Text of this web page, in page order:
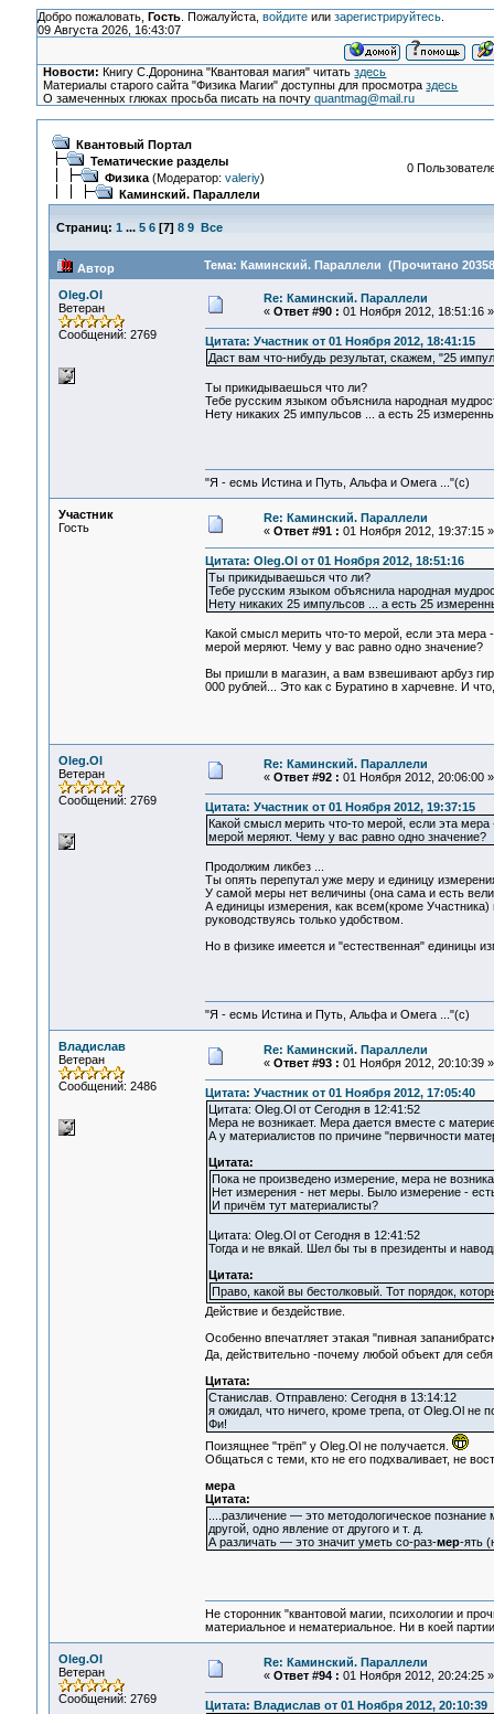
Добро пожаловать, Гость. Пожалуйста, войдитеили зарегистрируйтесь.
09 Августа 2026, 16:43:07
Новости: Книгу С.Доронина "Квантовая магия" читатьздесь
Материалы старого сайта "Физика Магии" доступны для просмотраздесь
О замеченных глюках просьба писать на почтуquantmag@mail.ru
Квантовый Портал
Тематические разделы
Физика(Модератор: valeriy)
Каминский. Параллели
0
Страниц: 1 ... 5 6[7] 8 9 Все
Автор Тема: Каминский. Параллели (Прочитано
Oleg.Ol
Ветеран
Сообщений: 2769
Re: Каминский. Параллели
« Ответ #90 : 01 Ноября 2012, 18:51:16 »
Цитата: Участник от 01 Ноября 2012, 18:41:15
Даст вам что-нибудь результат, скажем, "25
Ты прикидываешься что ли?
Тебе русским языком объяснила народная
Нету никаких 25 импульсов ... а есть 25
"Я - есмь Истина и Путь, Альфа и Омега ..."(с)
Участник
Гость
Re: Каминский. Параллели
« Ответ #91 : 01 Ноября 2012, 19:37:15 »
Цитата: Oleg.Ol от 01 Ноября 2012, 18:51:16
Ты прикидываешься что ли?
Тебе русским языком объяснила народная
Нету никаких 25 импульсов ... а есть 25
Какой смысл мерить что-то мерой, если эта
мерой меряют. Чему у вас равно одно значение?
Вы пришли в магазин, а вам взвешивают арбуз
000 рублей... Это как с Буратино в харчевне. И
Oleg.Ol
Ветеран
Сообщений: 2769
Re: Каминский. Параллели
« Ответ #92 : 01 Ноября 2012, 20:06:00 »
Цитата: Участник от 01 Ноября 2012, 19:37:15
Какой смысл мерить что-то мерой, если эта
мерой меряют. Чему у вас равно одно значение?
Продолжим ликбез ...
Ты опять перепутал уже меру и единицу
У самой меры нет величины (она сама и есть
А единицы измерения, как всем(кроме
руководствуясь только удобством.
Но в физике имеется и "естественная" единицы
"Я - есмь Истина и Путь, Альфа и Омега ..."(с)
Владислав
Ветеран
Сообщений: 2486
Re: Каминский. Параллели
« Ответ #93 : 01 Ноября 2012, 20:10:39 »
Цитата: Участник от 01 Ноября 2012, 17:05:40
Цитата: Oleg.Ol от Сегодня в 12:41:52
Мера не возникает. Мера дается вместе с
А у материалистов по причине "первичности
Цитата:
Пока не произведено измерение, мера не
Нет измерения - нет меры. Было измерение -
И причём тут материалисты?
Цитата: Oleg.Ol от Сегодня в 12:41:52
Тогда и не вякай. Шел бы ты в президенты и
Цитата:
Право, какой вы бестолковый. Тот порядок,
Действие и бездействие.
Особенно впечатляет этакая "пивная
Да, действительно -почему любой объект для
Цитата:
Станислав. Отправлено: Сегодня в 13:14:12
я ожидал, что ничего, кроме трепа, от Oleg.Ol не
Фи!
Поизящнее "трёп" у Oleg.Ol не получается.
Общаться с теми, кто не его подхваливает, не
мера
Цитата:
....различение — это методологическое
другой, одно явление от другого и т. д.
А различать — это значит уметь со-раз-мер-ять
Не сторонник "квантовой магии, психологии и
материальное и нематериальное. Ни в коей
Oleg.Ol
Ветеран
Сообщений: 2769
Re: Каминский. Параллели
« Ответ #94 : 01 Ноября 2012, 20:24:25 »
Цитата: Владислав от 01 Ноября 2012, 20:10:39